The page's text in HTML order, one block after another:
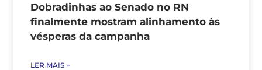
Dobradinhas ao Senado no RN
finalmente mostram alinhamento às
vésperas da campanha
LER MAIS +